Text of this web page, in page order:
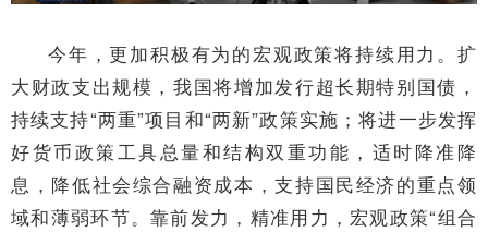
今年，更加积极有为的宏观政策将持续用力。扩
大财政支出规模，我国将增加发行超长期特别国债，
持续支持“两重”项目和“两新”政策实施；将进一步发挥
好货币政策工具总量和结构双重功能，适时降准降
息，降低社会综合融资成本，支持国民经济的重点领
域和薄弱环节。靠前发力，精准用力，宏观政策“组合